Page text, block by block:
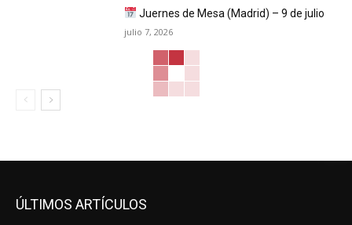
Juernes de Mesa (Madrid) – 9 de julio
julio 7, 2026
ÚLTIMOS ARTÍCULOS